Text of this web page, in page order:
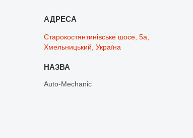
Старокостянтинівське шосе, 5а,
Хмельницький, Україна
Auto-Mechanic